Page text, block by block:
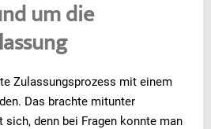
um die
Zulassungsprozess mit einem
Das brachte mitunter
denn bei Fragen konnte man